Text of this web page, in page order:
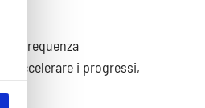
frequenza
accelerare i progressi,